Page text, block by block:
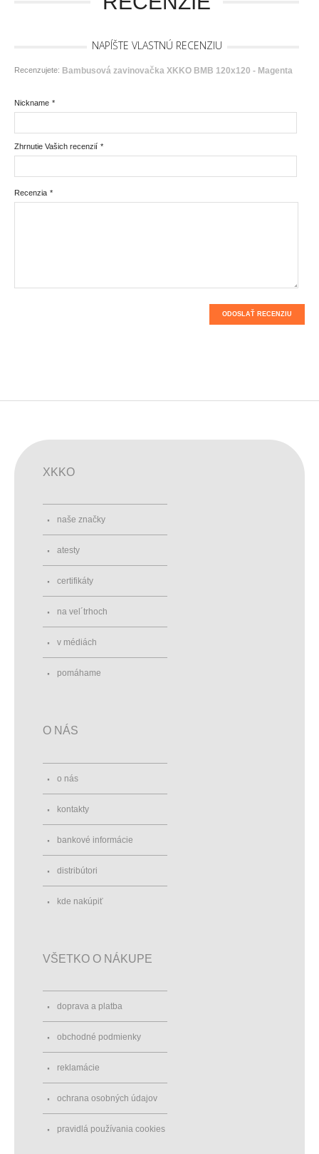
NAPÍŠTE VLASTNÚ RECENZIU
Recenzujete: Bambusová zavinovačka XKKO BMB 120x120 - Magenta
*
Nickname
*
Zhrnutie Vašich recenzií
*
Recenzia
ODOSLAŤ RECENZIU
XKKO
naše značky
atesty
certifikáty
na vel´trhoch
v médiách
pomáhame
O NÁS
o nás
kontakty
bankové informácie
distribútori
kde nakúpiť
VŠETKO O NÁKUPE
doprava a platba
obchodné podmienky
reklamácie
ochrana osobných údajov
pravidlá používania cookies